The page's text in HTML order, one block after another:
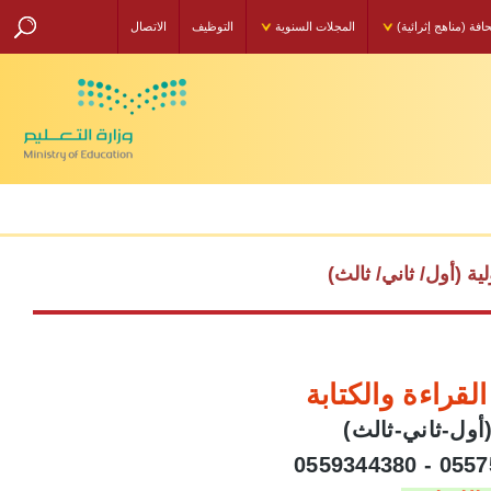
إثرائية) المجلات السنوية التوظيف الاتصال
(أول/ ثاني/ ثالث)
والكتابة
ثاني-ثالث)
0559344380